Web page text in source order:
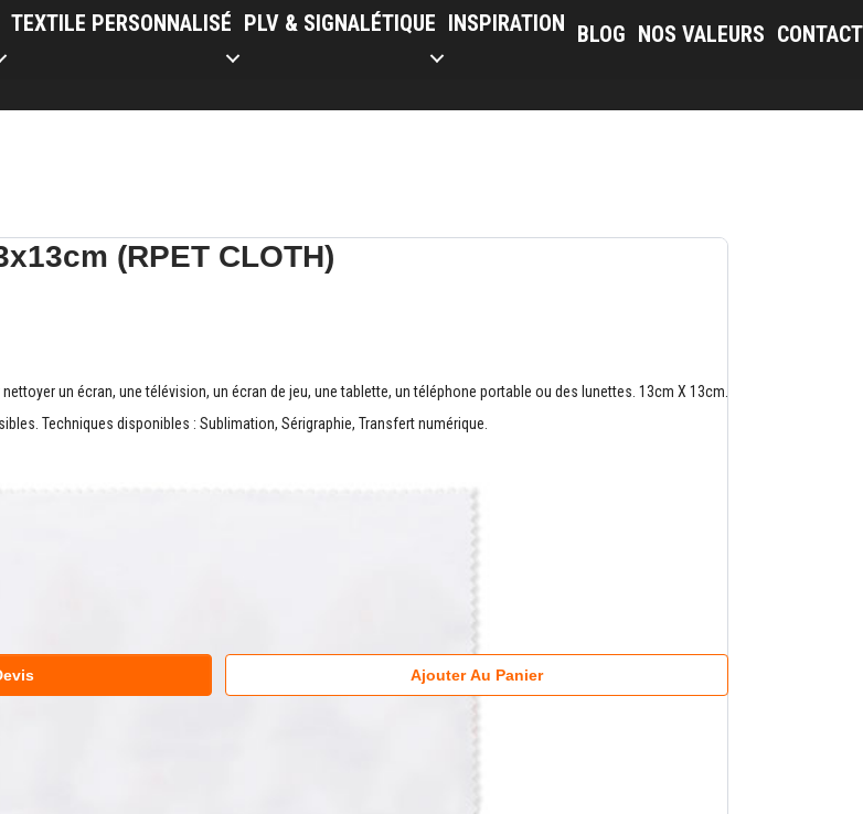
TEXTILE PERSONNALISÉ PLV & SIGNALÉTIQUE INSPIRATION BLOG NOS VALEURS CONTACT
(RPET CLOTH)
nettoyer un écran, une télévision, un écran de jeu, une tablette, un téléphone portable ou des lunettes. 13cm X 13cm.
Techniques disponibles : Sublimation, Sérigraphie, Transfert numérique.
Ajouter Au Panier